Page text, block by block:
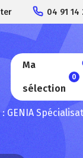
04 91 14
Ma
sélection
0
: GENIA